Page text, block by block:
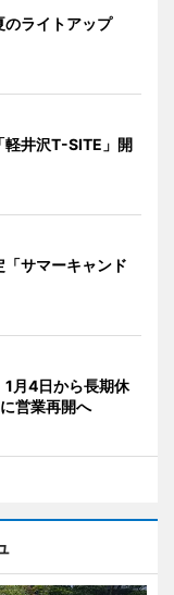
のライトアップ
軽井沢T-SITE」開
サマーキャンド
1月4日から長期休
営業再開へ